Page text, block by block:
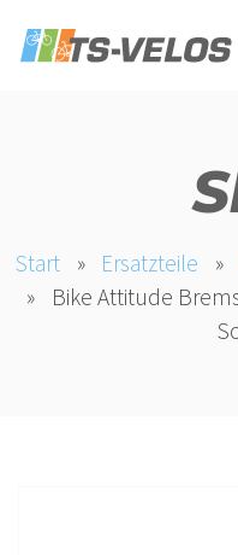
Start » Ersatzteile »
»
Bike Attitude